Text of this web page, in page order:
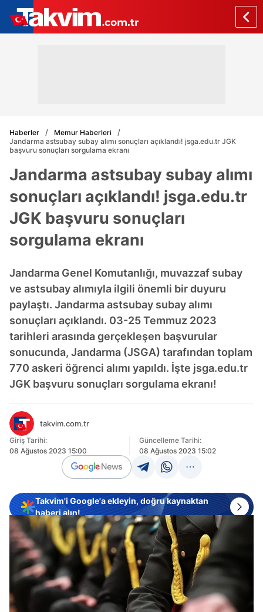
Haberler
Memur Haberleri
Jandarma astsubay subay alımı sonuçları açıklandı! jsga.edu.tr JGK
başvuru sonuçları sorgulama ekranı
Jandarma astsubay subay alımı
sonuçları açıklandı! jsga.edu.tr
JGK başvuru sonuçları
sorgulama ekranı
Jandarma Genel Komutanlığı, muvazzaf subay
ve astsubay alımıyla ilgili önemli bir duyuru
paylaştı. Jandarma astsubay subay alımı
sonuçları açıklandı. 03-25 Temmuz 2023
tarihleri arasında gerçekleşen başvurular
sonucunda, Jandarma (JSGA) tarafından toplam
770 askeri öğrenci alımı yapıldı. İşte jsga.edu.tr
JGK başvuru sonuçları sorgulama ekranı!
takvim.com.tr
Giriş Tarihi:
08 Ağustos 2023 15:00
Güncelleme Tarihi:
08 Ağustos 2023 15:02
Takvim'i Google'a ekleyin, doğru kaynaktan
haberi alın!